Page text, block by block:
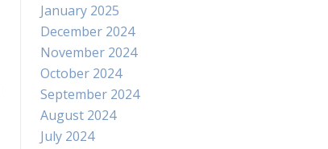
January 2025
December 2024
November 2024
October 2024
September 2024
August 2024
July 2024